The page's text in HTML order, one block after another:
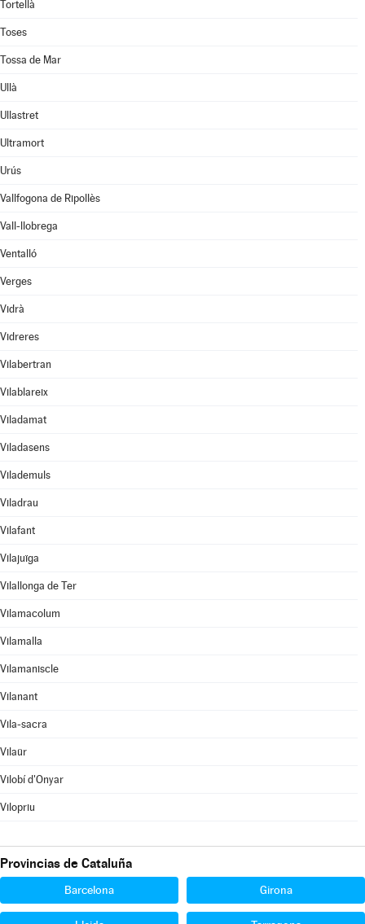
Tortellà
Toses
Tossa de Mar
Ullà
Ullastret
Ultramort
Urús
Vallfogona de Ripollès
Vall-llobrega
Ventalló
Verges
Vidrà
Vidreres
Vilabertran
Vilablareix
Viladamat
Viladasens
Vilademuls
Viladrau
Vilafant
Vilajuïga
Vilallonga de Ter
Vilamacolum
Vilamalla
Vilamaniscle
Vilanant
Vila-sacra
Vilaür
Vilobí d'Onyar
Vilopriu
Provincias de Cataluña
Barcelona Girona